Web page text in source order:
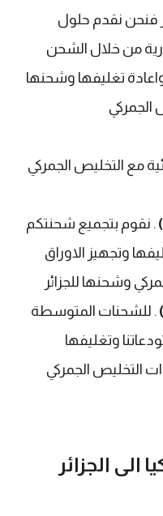
فنحن نقدم حلول
من خلال الشحن
تغليفها وشحنها
الجمركي
مع التخليص الجمركي
. نقوم بتجميع شحنتكم
وتجهيز الاوراق
وشحنها للجزائر
. للشحنات المتوسطة
وتغليفها
التخليص الجمركي
الجزائر